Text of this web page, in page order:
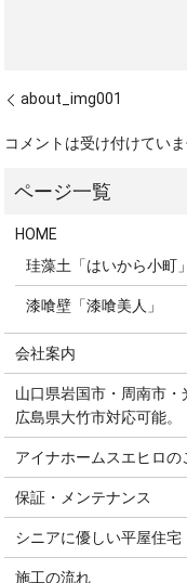
about_img001
コメントは受け付けていま
HOME
珪藻土「はいから小町」
漆喰壁「漆喰美人」
会社案内
山口県岩国市・周南市
広島県大竹市対応可能。
アイナホームスエヒロの
保証・メンテナンス
シニアに優しい平屋住宅
施工の流れ